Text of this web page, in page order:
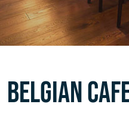
Belgian